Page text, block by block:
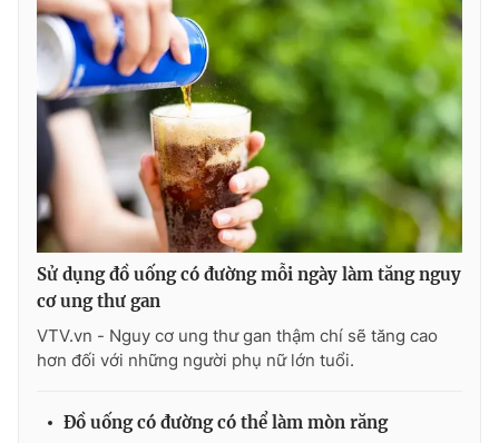
Sử dụng đồ uống có đường mỗi ngày làm tăng nguy
cơ ung thư gan
VTV.vn - Nguy cơ ung thư gan thậm chí sẽ tăng cao
hơn đối với những người phụ nữ lớn tuổi.
Đồ uống có đường có thể làm mòn răng